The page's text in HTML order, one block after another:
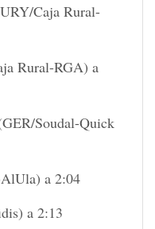
Caja Rural-
Rural-RGA) a
Soudal-Quick
a 2:04
a 2:13